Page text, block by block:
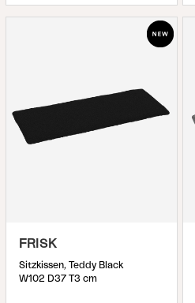
FRISK
Sitzkissen, Teddy Black
W102 D37 T3 cm